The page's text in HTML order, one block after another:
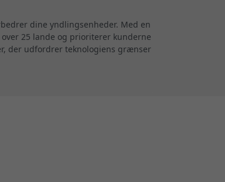
dine yndlingsenheder. Med en
25 lande og prioriterer kunderne
der udfordrer teknologiens grænser